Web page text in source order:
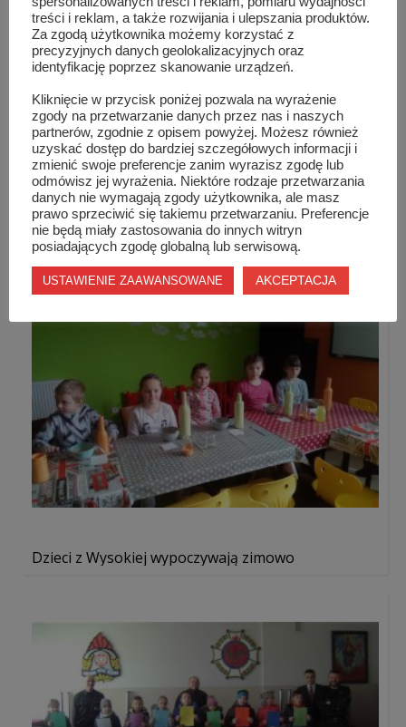
Sukces dziewcząt w półfinale turnieju
międzypowiat...
Dzieci z Wysokiej wypoczywają zimowo
treści i reklam, a także rozwijania i ulepszania produktów.
Za zgodą użytkownika możemy korzystać z
precyzyjnych danych geolokalizacyjnych oraz
identyfikację poprzez skanowanie urządzeń.
Kliknięcie w przycisk poniżej pozwala na wyrażenie
zgody na przetwarzanie danych przez nas i naszych
partnerów, zgodnie z opisem powyżej. Możesz również
uzyskać dostęp do bardziej szczegółowych informacji i
zmienić swoje preferencje zanim wyrazisz zgodę lub
odmówisz jej wyrażenia. Niektóre rodzaje przetwarzania
danych nie wymagają zgody użytkownika, ale masz
prawo sprzeciwić się takiemu przetwarzaniu. Preferencje
nie będą miały zastosowania do innych witryn
posiadających zgodę globalną lub serwisową.
USTAWIENIE ZAAWANSOWANE AKCEPTACJA